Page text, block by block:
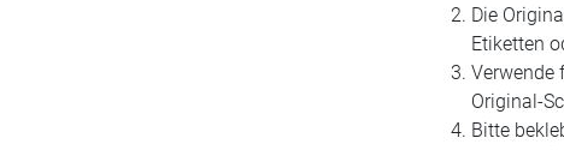
Die
Etiketten
Verwende
Original-
Bitte